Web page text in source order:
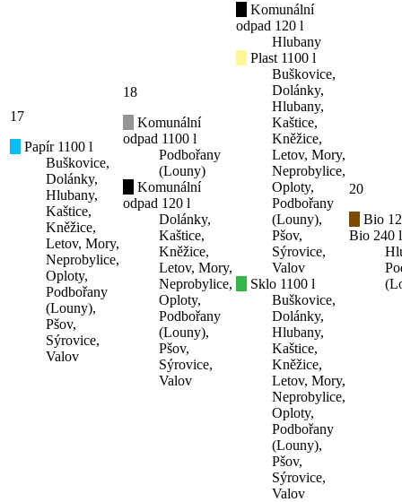
17
Papír 1100 l
Buškovice,
Dolánky,
Hlubany,
Kaštice,
Kněžice,
Letov, Mory,
Neprobylice,
Oploty,
Podbořany
(Louny),
Pšov,
Sýrovice,
Valov
18
Komunální
odpad 1100 l
Podbořany
(Louny)
Komunální
odpad 120 l
Dolánky,
Kaštice,
Kněžice,
Letov, Mory,
Neprobylice,
Oploty,
Podbořany
(Louny),
Pšov,
Sýrovice,
Valov
Komunální
odpad 120 l
Hlubany
Plast 1100 l
Buškovice,
Dolánky,
Hlubany,
Kaštice,
Kněžice,
Letov, Mory,
Neprobylice,
Oploty,
Podbořany
(Louny),
Pšov,
Sýrovice,
Valov
Sklo 1100 l
Buškovice,
Dolánky,
Hlubany,
Kaštice,
Kněžice,
Letov, Mory,
Neprobylice,
Oploty,
Podbořany
(Louny),
Pšov,
Sýrovice,
Valov
20
Bio
Bio 240 l